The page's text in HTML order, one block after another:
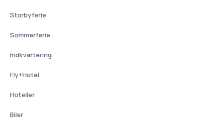
Storbyferie
Sommerferie
Indkvartering
Fly+Hotel
Hoteller
Biler